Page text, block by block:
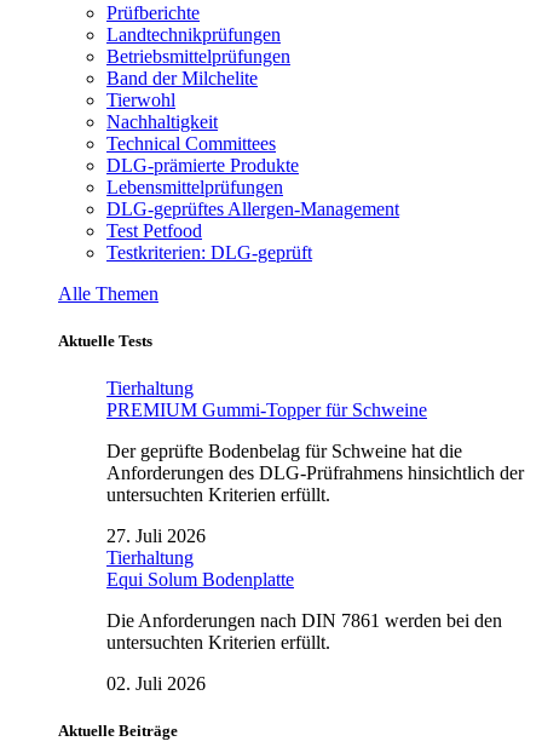
Prüfberichte
Landtechnikprüfungen
Betriebsmittelprüfungen
Band der Milchelite
Tierwohl
Nachhaltigkeit
Technical Committees
DLG-prämierte Produkte
Lebensmittelprüfungen
DLG-geprüftes Allergen-Management
Test Petfood
Testkriterien: DLG-geprüft
Alle Themen
Aktuelle Tests
Tierhaltung
PREMIUM Gummi-Topper für Schweine
Der geprüfte Bodenbelag für Schweine hat die
Anforderungen des DLG-Prüfrahmens hinsichtlich der
untersuchten Kriterien erfüllt.
27. Juli 2026
Tierhaltung
Equi Solum Bodenplatte
Die Anforderungen nach DIN 7861 werden bei den
untersuchten Kriterien erfüllt.
02. Juli 2026
Aktuelle Beiträge